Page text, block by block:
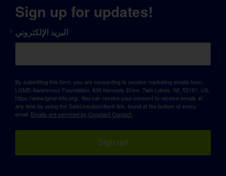
Sign up for updates!
البريد الإلكتروني
By submitting this form, you are consenting to receive marketing emails from:
LGMD Awareness Foundation, 638 Kennedy Drive, Twin Lakes, WI, 53181, US,
https://www.lgmd-info.org/. You can revoke your consent to receive emails at
any time by using the SafeUnsubscribe® link, found at the bottom of every
email. Emails are serviced by Constant Contact.
Sign up!